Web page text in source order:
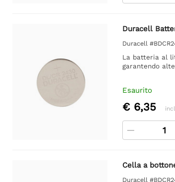
Duracell
Duracell
La batteria al
garantendo
Esaurito
€ 6,35
Cella a
Duracell